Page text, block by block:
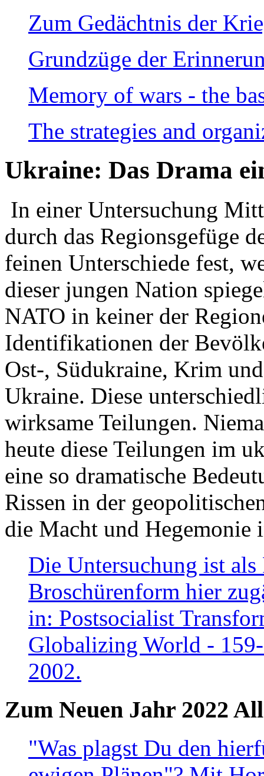
Zum Gedächtnis der
Grundzüge der
Memory of wars - the
The strategies and
Ukraine: Das Drama
In einer Untersuchung
durch das Regionsgefüge
feinen Unterschiede fest,
dieser jungen Nation
NATO in keiner der
Identifikationen der
Ost-, Südukraine, Krim
Ukraine. Diese
wirksame Teilungen.
heute diese Teilungen im
eine so dramatische
Rissen in der
die Macht und Hegemonie
Die Untersuchung ist
Broschürenform hier
in: Postsocialist
Globalizing World -
2002.
Zum Neuen Jahr 2022
"Was plagst Du den